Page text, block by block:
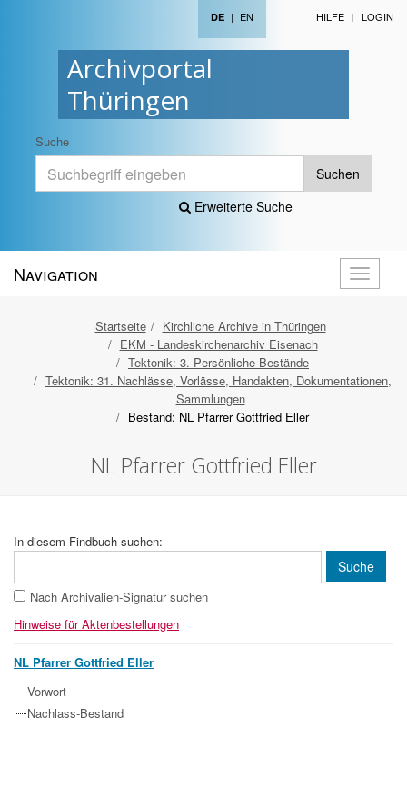
Archivportal
Thüringen
DE | EN HILFE LOGIN
Suche
Suchen
Erweiterte Suche
öffnen
Navigation
Startseite
Kirchliche Archive in Thüringen
EKM - Landeskirchenarchiv Eisenach
Tektonik: 3. Persönliche Bestände
Tektonik: 31. Nachlässe, Vorlässe, Handakten, Dokumentationen,
Sammlungen
Bestand: NL Pfarrer Gottfried Eller
NL Pfarrer Gottfried Eller
In diesem Findbuch suchen:
Nach Archivalien-Signatur suchen
Hinweise für Aktenbestellungen
NL Pfarrer Gottfried Eller
Vorwort
Nachlass-Bestand